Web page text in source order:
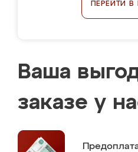
ПЕРЕЙТИ В
Ваша
заказе у